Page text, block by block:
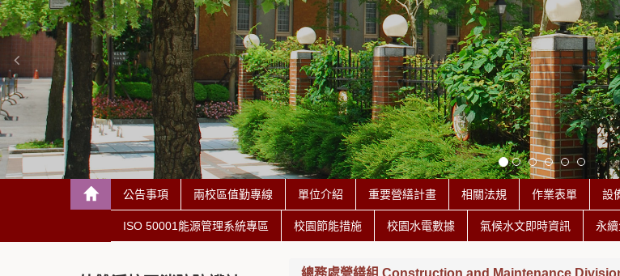
公告事項 兩校區值勤專線 單位介紹 重要營繕計畫 相關法規 作業表單 設
ISO 50001能源管理系統專區 校園節能措施 校園水電數據 氣候水文即時資訊 永
總務處營繕組 Construction and Maintenance